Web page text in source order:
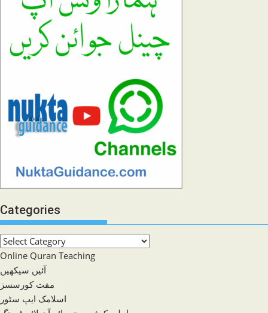
Categories
Categories
Online Quran Teaching
آئیں سیکھیں
مفت کورسسز
اسلامک ایپ سٹور